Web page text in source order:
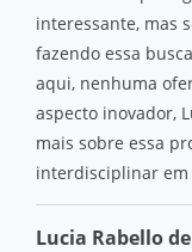
interessante, mas
fazendo essa
aqui, nenhuma
aspecto inovador,
mais sobre essa
interdisciplinar em
Lucia Rabello